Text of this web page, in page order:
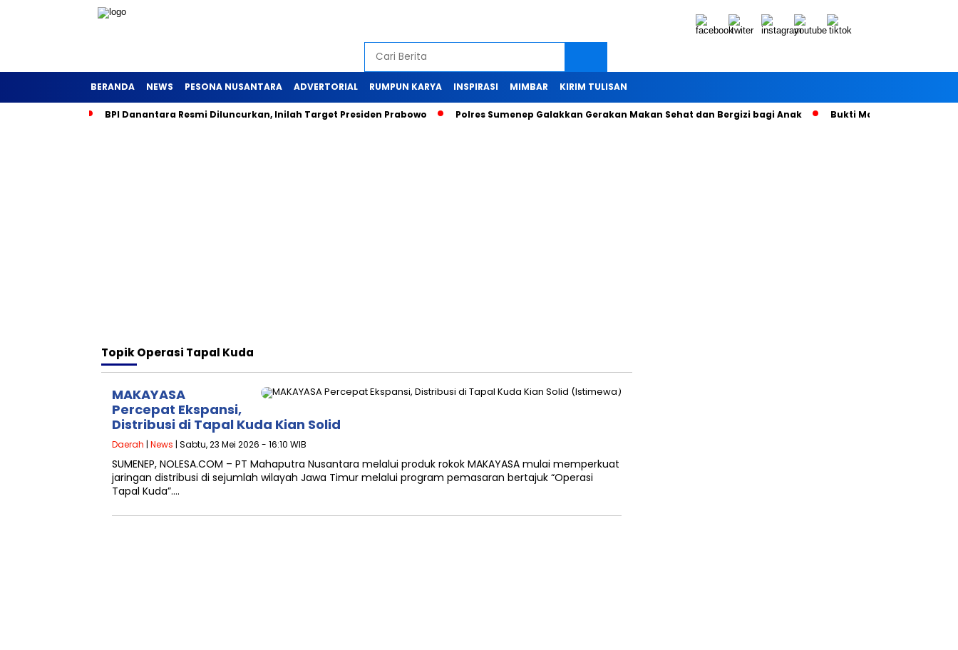
BERANDA NEWS PESONA NUSANTARA ADVERTORIAL RUMPUN KARYA INSPIRASI MIMBAR KIRIM TULISAN
BPI Danantara Resmi Diluncurkan, Inilah Target Presiden Prabowo Polres Sumenep Galakkan Gerakan Makan Sehat dan Bergizi bagi Anak Bukti Manfaat Call Center
TopikOperasi Tapal Kuda
MAKAYASA
Percepat Ekspansi,
Distribusi di Tapal Kuda Kian Solid
Daerah | News | Sabtu, 23 Mei 2026 - 16:10 WIB
SUMENEP, NOLESA.COM – PT Mahaputra Nusantara melalui produk rokok MAKAYASA mulai memperkuat
jaringan distribusi di sejumlah wilayah Jawa Timur melalui program pemasaran bertajuk “Operasi
Tapal Kuda”….